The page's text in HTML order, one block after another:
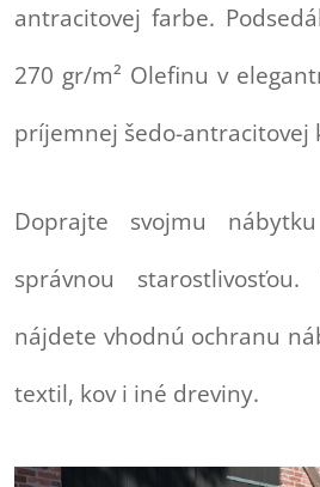
antracitovej farbe.
270 gr/m² Olefinu v
príjemnej šedo-antracitovej
Doprajte svojmu
správnou
nájdete vhodnú ochranu
textil, kov i iné dreviny.